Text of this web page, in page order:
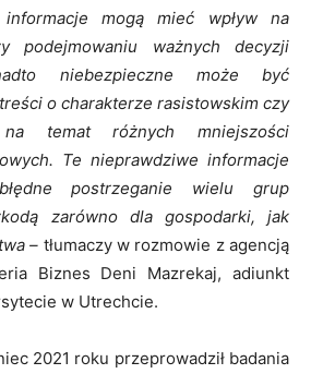
mogą mieć wpływ na
podejmowaniu ważnych decyzji
niebezpieczne może być
o charakterze rasistowskim czy
na temat różnych mniejszości
Te nieprawdziwe informacje
postrzeganie wielu grup
zarówno dla gospodarki, jak
– tłumaczy w rozmowie z agencją
Biznes Deni Mazrekaj, adiunkt
w Utrechcie.
2021 roku przeprowadził badania